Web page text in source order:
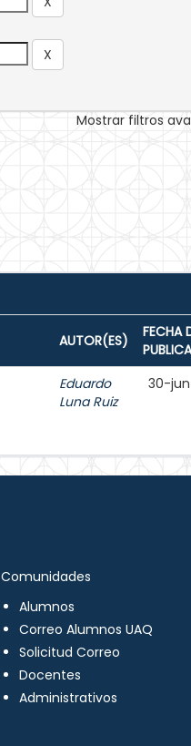
Mostrar filtros
AUTOR(ES)
FECHA
Eduardo
Luna Ruiz
30-
Comunidades
Alumnos
Correo Alumnos UAQ
Solicitud Correo
Docentes
Administrativos